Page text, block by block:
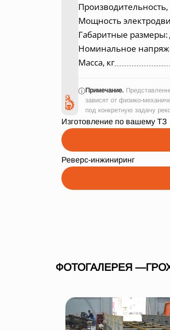
Производительность,
Мощность
Габаритные
Номинальное
Масса, кг
ⓘПримечание.
зависят от физико-
под конкретную задачу
Изготовление по вашему ТЗ
Реверс-инжиниринг
ФОТОГАЛЕРЕЯ